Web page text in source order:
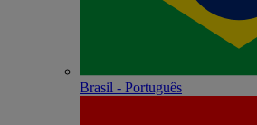
Brasil - Português